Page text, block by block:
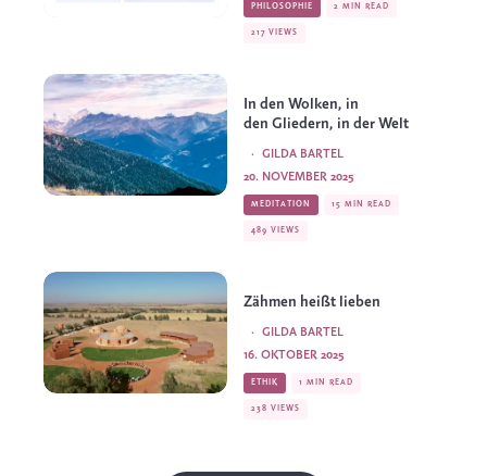
PHILOSOPHIE 2 MIN READ
217 VIEWS
In den Wolken, in
den Gliedern, in der Welt
GILDA BARTEL
·
20. NOVEMBER 2025
MEDITATION 15 MIN READ
489 VIEWS
Zähmen heißt lieben
GILDA BARTEL
·
16. OKTOBER 2025
ETHIK 1 MIN READ
238 VIEWS